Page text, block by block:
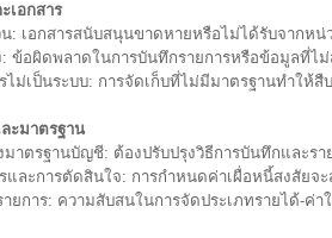
เอกสาร
ารสนับสนุนขาดหายหรือไม่ได้รับจากหน่วย
พลาดในการบันทึกรายการหรือข้อมูลที่ไม่
นระบบ: การจัดเก็บที่ไม่มีมาตรฐานทำให้สื
ะมาตรฐาน
านบัญชี: ต้องปรับปรุงวิธีการบันทึกและรา
รตัดสินใจ: การกำหนดค่าเผื่อหนี้สงสัยจะ
: ความสับสนในการจัดประเภทรายได้-ค่าใ